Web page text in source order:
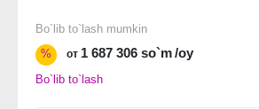
Bo`lib to`lash mumkin
%
от 1 687 306 so`m/oy
Bo`lib to`lash